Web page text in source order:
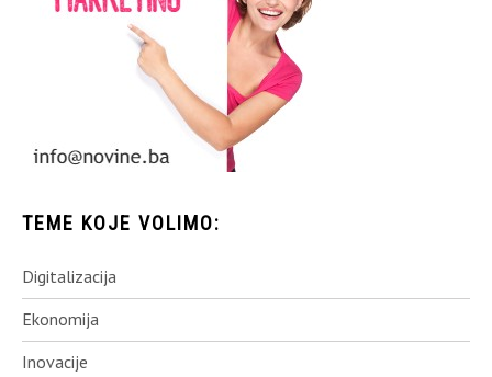
TEME KOJE VOLIMO:
Digitalizacija
Ekonomija
Inovacije